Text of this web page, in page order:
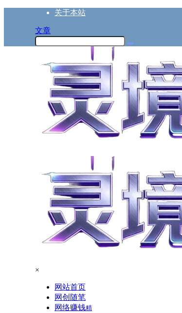
关于本站
文章
×
网站首页
网创随笔
网络赚钱精